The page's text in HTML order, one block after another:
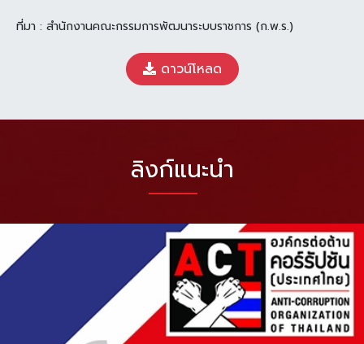
ที่มา : สำนักงานคณะกรรมการพัฒนาระบบราชการ (ก.พ.ร.)
ดาวน์โหลด
ลิงก์แนะนำ